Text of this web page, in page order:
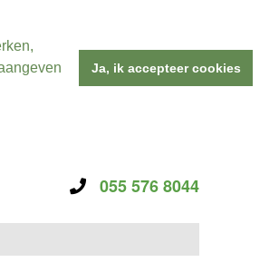
Ja, ik accepteer cookies
055 576 8044